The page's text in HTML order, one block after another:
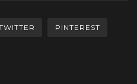
PINTEREST